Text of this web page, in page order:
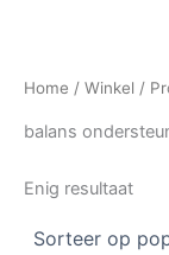
Home / Winkel /
balans
Enig resultaat